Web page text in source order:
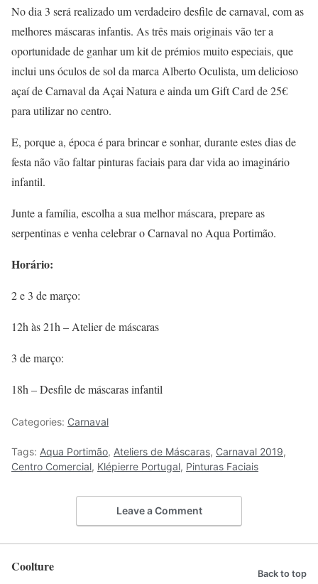
No dia 3 será realizado um verdadeiro desfile de carnaval, com as
melhores máscaras infantis. As três mais originais vão ter a
oportunidade de ganhar um kit de prémios muito especiais, que
inclui uns óculos de sol da marca Alberto Oculista, um delicioso
açaí de Carnaval da Açai Natura e ainda um Gift Card de 25€
para utilizar no centro.
E, porque a, época é para brincar e sonhar, durante estes dias de
festa não vão faltar pinturas faciais para dar vida ao imaginário
infantil.
Junte a família, escolha a sua melhor máscara, prepare as
serpentinas e venha celebrar o Carnaval no Aqua Portimão.
Horário:
2 e 3 de março:
12h às 21h – Atelier de máscaras
3 de março:
18h – Desfile de máscaras infantil
Categories: Carnaval
Tags: Aqua Portimão, Ateliers de Máscaras, Carnaval 2019,
Centro Comercial, Klépierre Portugal, Pinturas Faciais
Leave a Comment
Coolture Back to top